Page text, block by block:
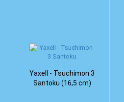
Yaxell - Tsuchimon 3
Santoku (16,5 cm)